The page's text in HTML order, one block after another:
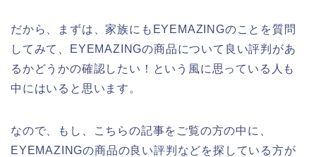
だから、まずは、家族にもEYEMAZINGのことを質問
してみて、EYEMAZINGの商品について良い評判があ
るかどうかの確認したい！という風に思っている人も
中にはいると思います。
なので、もし、こちらの記事をご覧の方の中に、
EYEMAZINGの商品の良い評判などを探している方が